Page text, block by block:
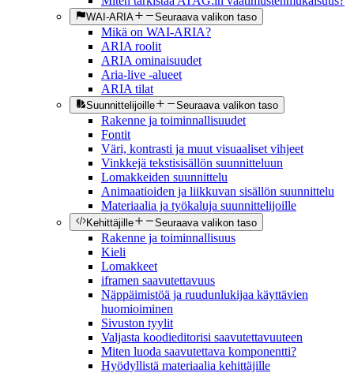
WAI-ARIA Seuraava valikon taso
Mikä on WAI-ARIA?
ARIA roolit
ARIA ominaisuudet
Aria-live -alueet
ARIA tilat
Suunnittelijoille Seuraava valikon taso
Rakenne ja toiminnallisuudet
Fontit
Väri, kontrasti ja muut visuaaliset vihjeet
Vinkkejä tekstisisällön suunnitteluun
Lomakkeiden suunnittelu
Animaatioiden ja liikkuvan sisällön suunnittelu
Materiaalia ja työkaluja suunnittelijoille
Kehittäjille Seuraava valikon taso
Rakenne ja toiminnallisuus
Kieli
Lomakkeet
iframen saavutettavuus
Näppäimistöä ja ruudunlukijaa käyttävien
huomioiminen
Sivuston tyylit
Valjasta koodieditorisi saavutettavuuteen
Miten luoda saavutettava komponentti?
Hyödyllistä materiaalia kehittäjille